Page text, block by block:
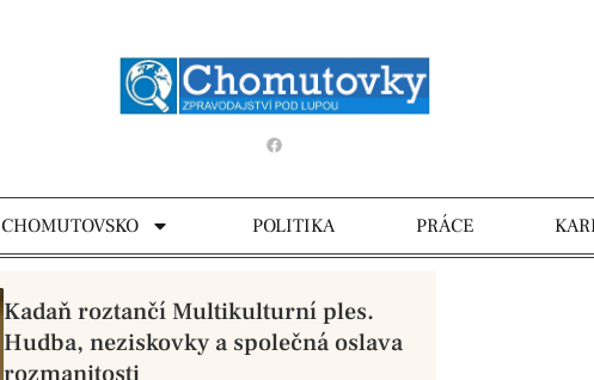
CHOMUTOVSKO POLITIKA PRÁCE
Kadaň roztančí Multikulturní ples.
Hudba, neziskovky a společná oslava